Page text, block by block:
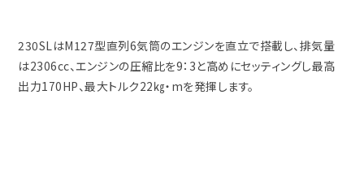
230SLはM127型直列6気筒のエンジンを直立で搭載し、排気量
は2306cc、エンジンの圧縮比を9：3と高めにセッティングし最高
出力170HP、最大トルク22㎏・mを発揮します。